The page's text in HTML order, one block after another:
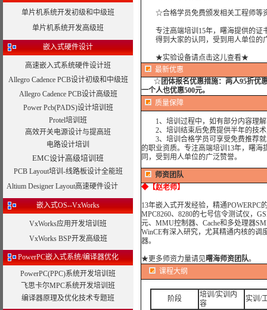
单片机系统开发初级和中级班
单片机系统开发高级班
嵌入式硬件设计
高速嵌入式系统硬件设计班
Allegro Cadence PCB设计初级和中级班
Allegro Cadence PCB设计高级班
Power Pcb(PADS)设计培训班
Protel培训班
高效开关电源设计与提高班
电路设计培训
EMC设计高级培训班
PCB Layout培训-线路板设计全能班
Altium Designer Layout高速硬件设计
嵌入式OS--VxWorks
VxWorks应用开发培训班
VxWorks BSP开发高级班
PowerPC嵌入式系统/编译器优化
PowerPC(PPC)系统开发培训班
飞思卡尔MPC系统开发培训班
编译器原理及优化技术专题班
☆合格学员免费颁发相关工程师等
专注高端培训15年，曙海提供的证
得到大家的认同，受到用人单位的
★实验设备请点击这儿查看★
最新优惠
☆ 团体报名优惠措施： 两人95折优
一个人也优惠500元。
质量保障
1、培训过程中，如有部分内容理解
2、培训结束后免费提供半年的技术
3、培训合格学员可享受免费推荐就
的职业资质。专注高端培训13年，曙
同，受到用人单位的广泛赞誉。
师资团队
◆【赵老师】
13年嵌入式开发经验，精通POWERPC
MPC8260、8280的七号信令测试仪，
元、MMU控制器、Cache和多处理器
WinCE有深入研究，尤其精通内核的调
器。
★更多师资力量请见曙海师资团队。
课程大纲
阶段
培训/实训内
容
实训/